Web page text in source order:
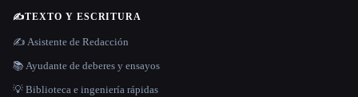
✍️TEXTO Y ESCRITURA
✍️ Asistente de Redacción
📚 Ayudante de deberes y ensayos
💡 Biblioteca e ingeniería rápidas